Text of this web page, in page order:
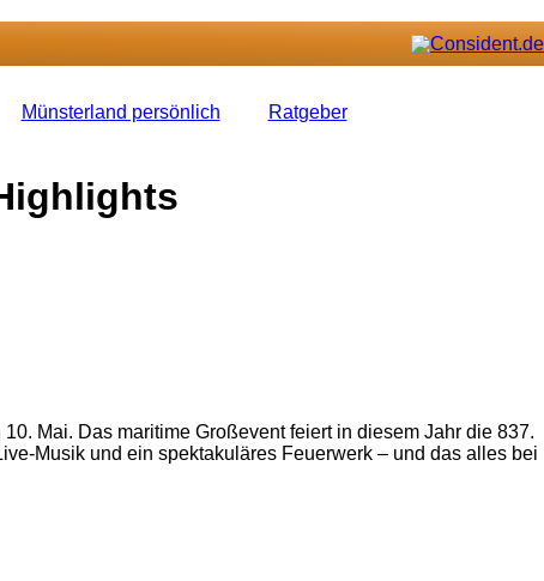
Münsterland persönlich Ratgeber
Mai. Das maritime Großevent feiert in diesem Jahr die 837.
Musik und ein spektakuläres Feuerwerk – und das alles bei